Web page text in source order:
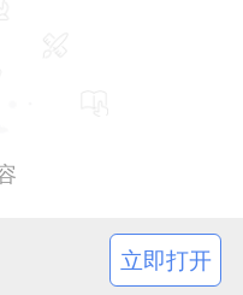
作难点问题进行交流
务实管用的支部工作
立即打开